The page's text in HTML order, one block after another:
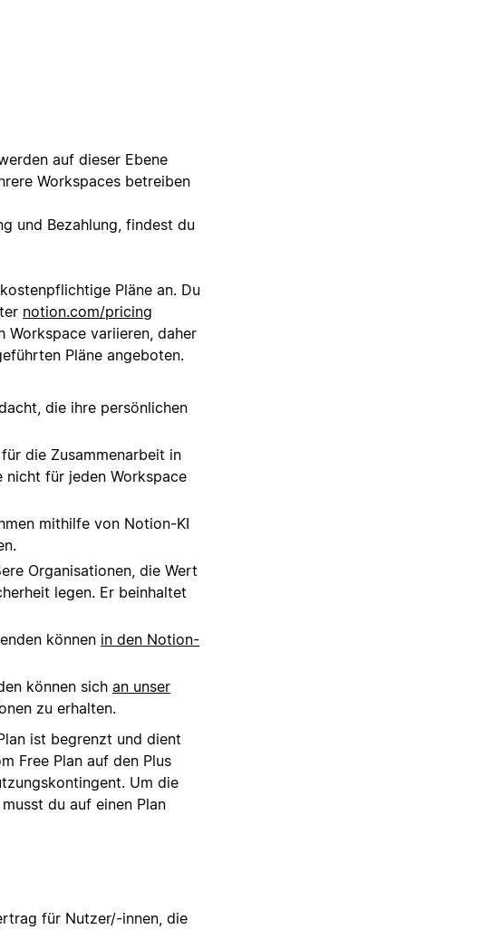
auf dieser Ebene
Workspaces betreiben
und Bezahlung, findest du
Pläne an. Du
notion.com/pricing
Workspace variieren, daher
Pläne angeboten.
die ihre persönlichen
die Zusammenarbeit in
nicht für jeden Workspace
mithilfe von Notion-KI
Organisationen, die Wert
legen. Er beinhaltet
können in den Notion-
können sich an unser
zu erhalten.
ist begrenzt und dient
Free Plan auf den Plus
Um die
du auf einen Plan
für Nutzer/-innen, die